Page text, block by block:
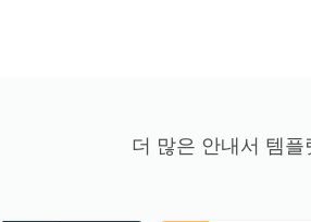
더 많은 안내서 템플